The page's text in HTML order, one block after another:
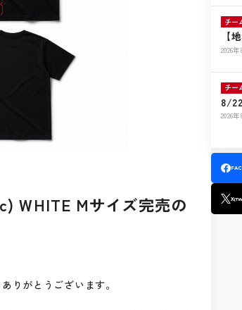
WHITE Mサイズ完売の
りがとうございます。
チー
【
ル
2026
チー
8/
ト
2026
X